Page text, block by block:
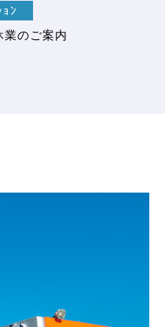
ﾝ
のご案内